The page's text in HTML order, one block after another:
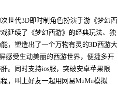
世代3D即时制角色扮演手游《梦幻西
延续了《梦幻西游》的经典玩法、独
，塑造出了一个万物有灵的3D西游大
感受生动美丽的西游世界，便捷多开
。同时支持ios服，突破安卓苹果限
，叫上好友一起用网易MuMu模拟